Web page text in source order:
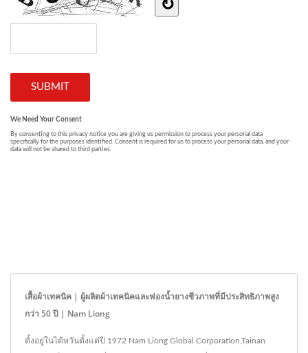
เสื้อผ้าเทคนิค | ผู้ผลิตผ้าเทคนิคและฟองน้ำยางชีวภาพที่มีประสิทธิภาพสูง
กว่า 50 ปี | Nam Liong
ตั้งอยู่ในไต้หวันตั้งแต่ปี 1972 Nam Liong Global Corporation,Tainan